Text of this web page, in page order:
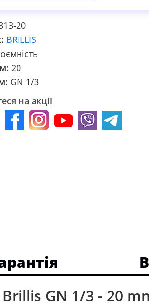
20
BRILLIS
20
GN 1/3
на акції
GN 1/3 - 20